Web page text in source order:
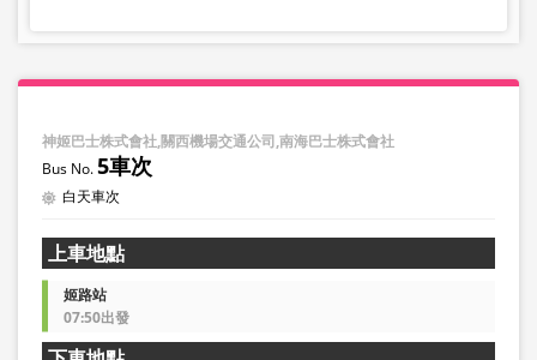
神姬巴士株式會社,關西機場交通公司,南海巴士株式會社
5車次
白天車次
上車地點
姬路站
07:50出發